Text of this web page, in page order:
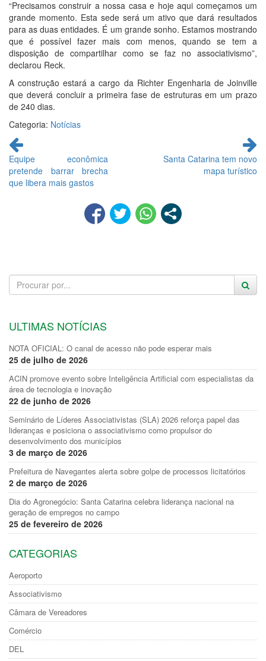
“Precisamos construir a nossa casa e hoje aqui começamos um
grande momento. Esta sede será um ativo que dará resultados
para as duas entidades. É um grande sonho. Estamos mostrando
que é possível fazer mais com menos, quando se tem a
disposição de compartilhar como se faz no associativismo”,
declarou Reck.
A construção estará a cargo da Richter Engenharia de Joinville
que deverá concluir a primeira fase de estruturas em um prazo
de 240 dias.
Categoria: Notícias
Continue
lendo
Equipe econômica
pretende barrar brecha
que libera mais gastos
Santa Catarina tem novo
mapa turístico
ULTIMAS NOTÍCIAS
NOTA OFICIAL: O canal de acesso não pode esperar mais
25 de julho de 2026
ACIN promove evento sobre Inteligência Artificial com especialistas da
área de tecnologia e inovação
22 de junho de 2026
Seminário de Líderes Associativistas (SLA) 2026 reforça papel das
lideranças e posiciona o associativismo como propulsor do
desenvolvimento dos municípios
3 de março de 2026
Prefeitura de Navegantes alerta sobre golpe de processos licitatórios
2 de março de 2026
Dia do Agronegócio: Santa Catarina celebra liderança nacional na
geração de empregos no campo
25 de fevereiro de 2026
CATEGORIAS
Aeroporto
Associativismo
Câmara de Vereadores
Comércio
DEL